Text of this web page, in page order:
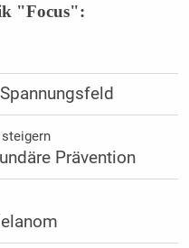
"Focus":
Prävention